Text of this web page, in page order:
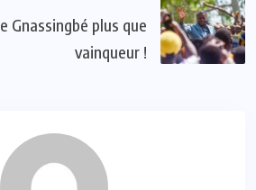
Gnassingbé plus que
vainqueur !